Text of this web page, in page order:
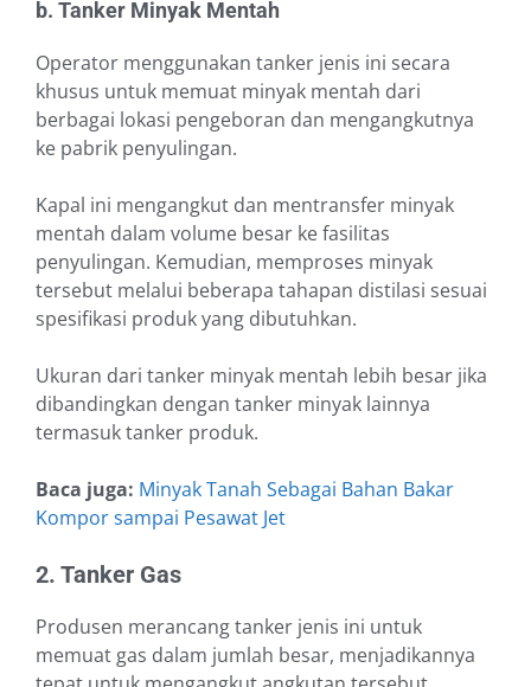
b. Tanker Minyak Mentah
Operator menggunakan tanker jenis ini secara
khusus untuk memuat minyak mentah dari
berbagai lokasi pengeboran dan mengangkutnya
ke pabrik penyulingan.
Kapal ini mengangkut dan mentransfer minyak
mentah dalam volume besar ke fasilitas
penyulingan. Kemudian, memproses minyak
tersebut melalui beberapa tahapan distilasi sesuai
spesifikasi produk yang dibutuhkan.
Ukuran dari tanker minyak mentah lebih besar jika
dibandingkan dengan tanker minyak lainnya
termasuk tanker produk.
Baca juga: Minyak Tanah Sebagai Bahan Bakar
Kompor sampai Pesawat Jet
2. Tanker Gas
Produsen merancang tanker jenis ini untuk
memuat gas dalam jumlah besar, menjadikannya